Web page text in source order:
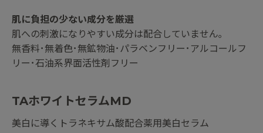
肌に負担の少ない成分を厳選
肌への刺激になりやすい成分は配合していません｡
無香料･無着色･無鉱物油･パラベンフリー･アルコールフ
リー･石油系界面活性剤フリー
TAホワイトセラムMD
美白に導くトラネキサム酸配合薬用美白セラム